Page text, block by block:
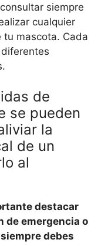
siempre
cualquier
tu mascota. Cada
de
se pueden
la
de un
al
destacar
de emergencia o
debes